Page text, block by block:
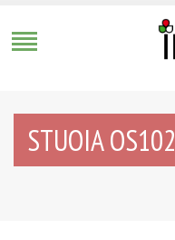
STUOIA OS102